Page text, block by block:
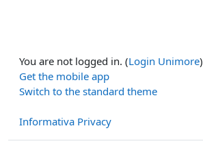
You are not logged in. (Login Unimore)
Get the mobile app
Switch to the standard theme
Informativa Privacy